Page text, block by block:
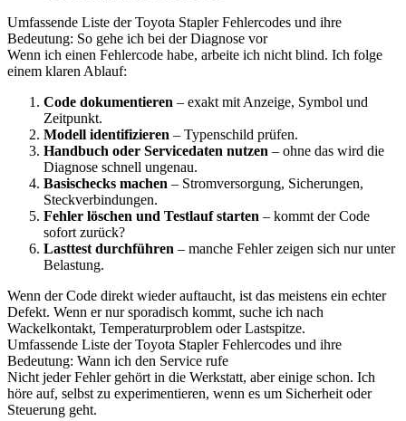
Umfassende Liste der Toyota Stapler Fehlercodes und ihre
Bedeutung: So gehe ich bei der Diagnose vor
Wenn ich einen Fehlercode habe, arbeite ich nicht blind. Ich folge
einem klaren Ablauf:
Code dokumentieren – exakt mit Anzeige, Symbol und
Zeitpunkt.
Modell identifizieren – Typenschild prüfen.
Handbuch oder Servicedaten nutzen – ohne das wird die
Diagnose schnell ungenau.
Basischecks machen – Stromversorgung, Sicherungen,
Steckverbindungen.
Fehler löschen und Testlauf starten – kommt der Code
sofort zurück?
Lasttest durchführen – manche Fehler zeigen sich nur unter
Belastung.
Wenn der Code direkt wieder auftaucht, ist das meistens ein echter
Defekt. Wenn er nur sporadisch kommt, suche ich nach
Wackelkontakt, Temperaturproblem oder Lastspitze.
Umfassende Liste der Toyota Stapler Fehlercodes und ihre
Bedeutung: Wann ich den Service rufe
Nicht jeder Fehler gehört in die Werkstatt, aber einige schon. Ich
höre auf, selbst zu experimentieren, wenn es um Sicherheit oder
Steuerung geht.